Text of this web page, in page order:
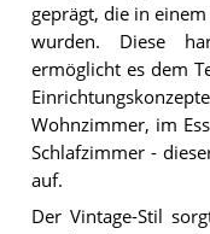
geprägt, die in
wurden. Diese
ermöglicht es dem
Wohnzimmer, im
Schlafzimmer -
auf.
Der Vintage-Stil